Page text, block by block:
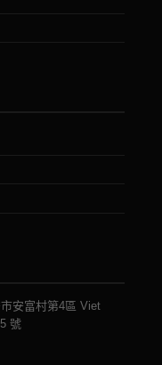
安富村第4區 Viet
號